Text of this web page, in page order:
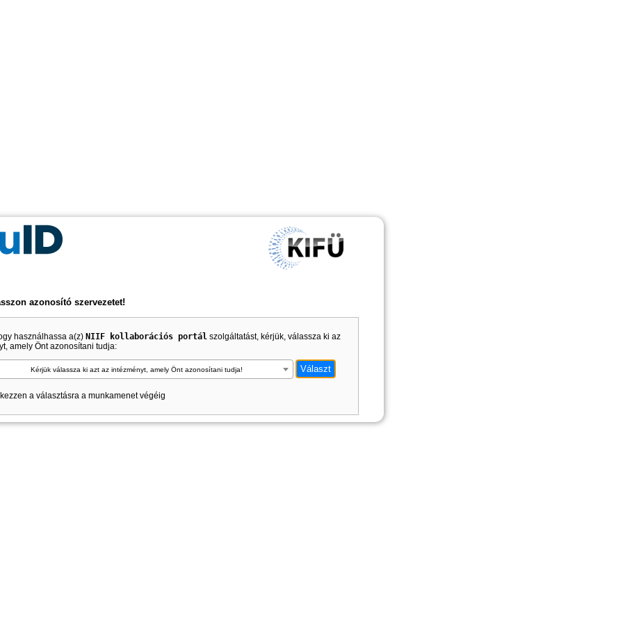
azonosító szervezetet!
használhassa a(z) NIIF kollaborációs portál szolgáltatást, kérjük, válassza ki az
amely Önt azonosítani tudja:
Kérjük válassza ki azt az intézményt, amely Önt azonosítani tudja!
a választásra a munkamenet végéig